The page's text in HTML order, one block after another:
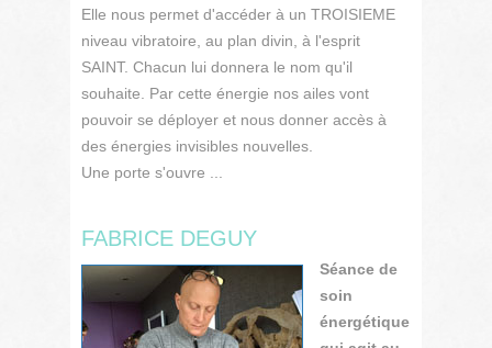
Elle nous permet d'accéder à un TROISIEME
niveau vibratoire, au plan divin, à l'esprit
SAINT. Chacun lui donnera le nom qu'il
souhaite. Par cette énergie nos ailes vont
pouvoir se déployer et nous donner accès à
des énergies invisibles nouvelles.
Une porte s'ouvre ...
FABRICE DEGUY
Séance de
soin
énergétique